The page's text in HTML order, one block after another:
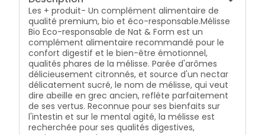
Les + produit- Un complément alimentaire de
qualité premium, bio et éco-responsable.Mélisse
Bio Eco-responsable de Nat & Form est un
complément alimentaire recommandé pour le
confort digestif et le bien-être émotionnel,
qualités phares de la mélisse. Parée d'arômes
délicieusement citronnés, et source d'un nectar
délicatement sucré, le nom de mélisse, qui veut
dire abeille en grec ancien, reflète parfaitement
de ses vertus. Reconnue pour ses bienfaits sur
l'intestin et sur le mental agité, la mélisse est
recherchée pour ses qualités digestives,